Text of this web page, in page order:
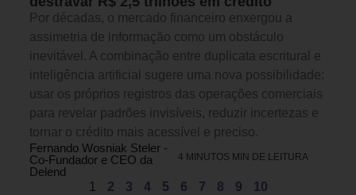
Por décadas, o mercado financeiro enxergou a
assimetria de informação como um obstáculo
inevitável. A combinação entre duplicata escritural e
inteligência artificial sugere uma nova possibilidade:
usar os próprios registros das operações comerciais
para revelar padrões invisíveis, reduzir incertezas e
tornar o crédito mais acessível e preciso.
Fernando Wosniak Steler -
Co-Fundador e CEO da
Delend
4 MINUTOS MIN DE LEITURA
1 2 3 4 5 6 7 8 9 10